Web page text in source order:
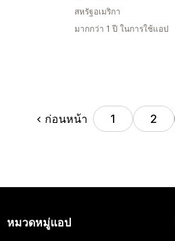
สหรัฐอเมริกา
มากกว่า 1 ปี ในการใช้แอป
ก่อนหน้า 1 2
หมวดหมู่แอป